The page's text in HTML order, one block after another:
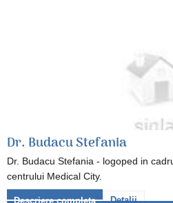
Dr. Budacu Stefania
Dr. Budacu Stefania - logoped in
centrului Medical City.
Descriere completa Detalii